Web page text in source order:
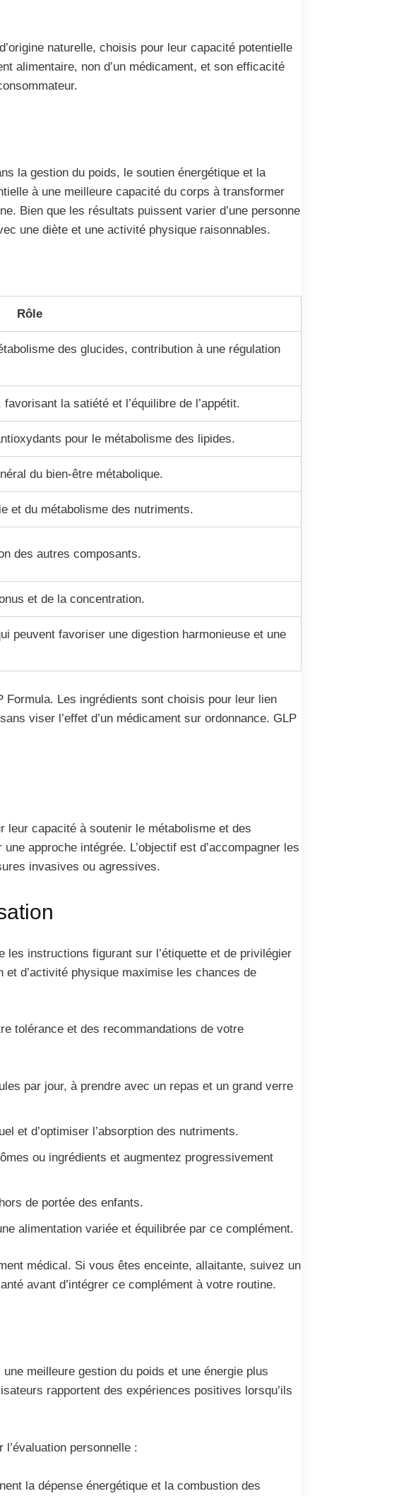
naturelle, choisis pour leur capacité potentielle
alimentaire, non d’un médicament, et son efficacité
la gestion du poids, le soutien énergétique et la
à une meilleure capacité du corps à transformer
Bien que les résultats puissent varier d’une personne
une diète et une activité physique raisonnables.
Rôle
des glucides, contribution à une régulation
la satiété et l’équilibre de l’appétit.
pour le métabolisme des lipides.
du bien-être métabolique.
et du métabolisme des nutriments.
des autres composants.
et de la concentration.
peuvent favoriser une digestion harmonieuse et une
Les ingrédients sont choisis pour leur lien
viser l’effet d’un médicament sur ordonnance. GLP
capacité à soutenir le métabolisme et des
approche intégrée. L’objectif est d’accompagner les
invasives ou agressives.
instructions figurant sur l’étiquette et de privilégier
et d’activité physique maximise les chances de
tolérance et des recommandations de votre
par jour, à prendre avec un repas et un grand verre
et d’optimiser l’absorption des nutriments.
ou ingrédients et augmentez progressivement
de portée des enfants.
alimentation variée et équilibrée par ce complément.
médical. Si vous êtes enceinte, allaitante, suivez un
avant d’intégrer ce complément à votre routine.
meilleure gestion du poids et une énergie plus
rapportent des expériences positives lorsqu’ils
personnelle :
la dépense énergétique et la combustion des